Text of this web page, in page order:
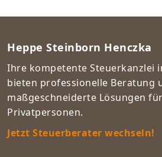
Heppe Steinborn Henczka
Ihre kompetente Steuerkanzlei
bieten professionelle Beratung
maßgeschneiderte Lösungen
Privatpersonen.
Jetzt Steuerberater wechseln!